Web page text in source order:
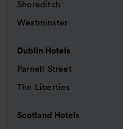
Shoreditch
Westminster
Dublin Hotels
Parnell Street
The Liberties
Scotland Hotels